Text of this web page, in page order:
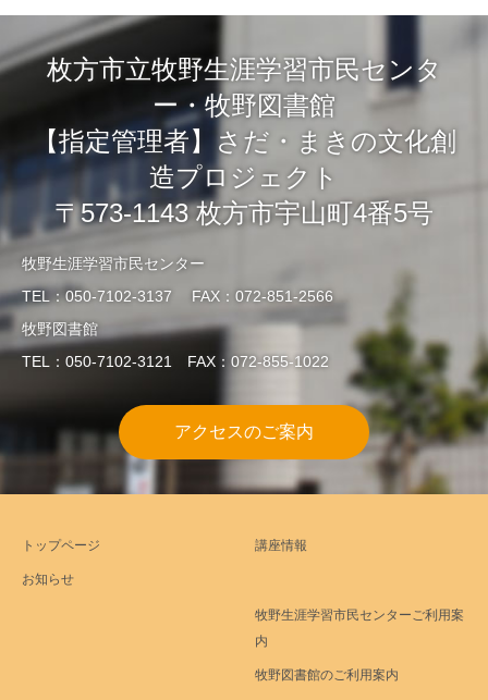
枚方市立牧野生涯学習市民センタ
ー・牧野図書館
【指定管理者】さだ・まきの文化創
造プロジェクト
〒573-1143 枚方市宇山町4番5号
牧野生涯学習市民センター
TEL：050-7102-3137 FAX：072-851-2566
牧野図書館
TEL：050-7102-3121 FAX：072-855-1022
アクセスのご案内
トップページ
お知らせ
講座情報
牧野生涯学習市民センターご利用案
内
牧野図書館のご利用案内